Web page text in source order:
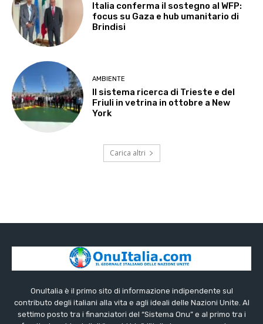
Italia conferma il sostegno al WFP:
focus su Gaza e hub umanitario di
Brindisi
AMBIENTE
Il sistema ricerca di Trieste e del
Friuli in vetrina in ottobre a New
York
Carica altri
OnuItalia è il primo sito di informazione indipendente sul
contributo degli italiani alla vita e agli ideali delle Nazioni Unite. Al
settimo posto tra i finanziatori del “Sistema Onu” e al primo tra i